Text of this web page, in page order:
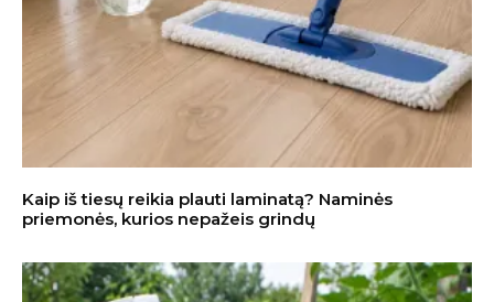
Kaip iš tiesų reikia plauti laminatą? Naminės
priemonės, kurios nepažeis grindų